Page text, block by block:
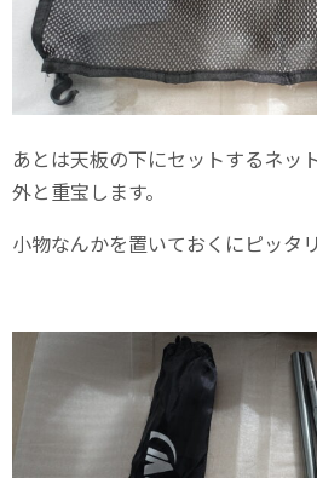
あとは天板の下にセットするネッ
外と重宝します。
小物なんかを置いておくにピッタ